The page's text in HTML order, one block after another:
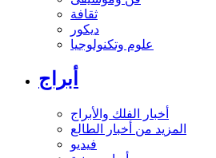
ثقافة
ديكور
علوم وتكنولوجيا
أبراج
أخبار الفلك والأبراج
المزيد من أخبار الطالع
فيديو